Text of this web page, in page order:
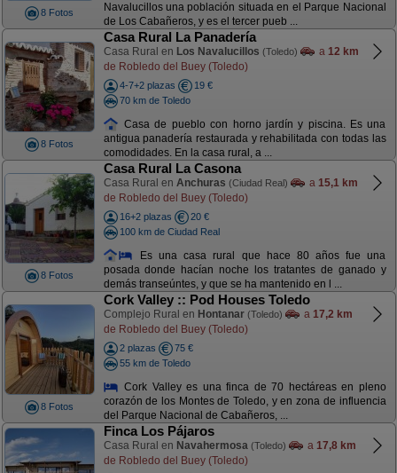
8 Fotos
Navalucillos una población situada en el Parque Nacional
de Los Cabañeros, y es el tercer pueb ...
8 Fotos
Casa Rural La Panadería
Casa Rural en Los Navalucillos (Toledo) a 12 km
de Robledo del Buey (Toledo)
4-7+2 plazas
19 €
70 km de Toledo
Casa de pueblo con horno jardín y piscina. Es una
antigua panadería restaurada y rehabilitada con todas las
comodidades. En la casa rural, a ...
8 Fotos
Casa Rural La Casona
Casa Rural en Anchuras (Ciudad Real) a 15,1 km
de Robledo del Buey (Toledo)
16+2 plazas
20 €
100 km de Ciudad Real
Es una casa rural que hace 80 años fue una
posada donde hacían noche los tratantes de ganado y
demás transeúntes, y que se ha mantenido en l ...
8 Fotos
Cork Valley :: Pod Houses Toledo
Complejo Rural en Hontanar (Toledo) a 17,2 km
de Robledo del Buey (Toledo)
2 plazas
75 €
55 km de Toledo
Cork Valley es una finca de 70 hectáreas en pleno
corazón de los Montes de Toledo, y en zona de influencia
del Parque Nacional de Cabañeros, ...
Finca Los Pájaros
Casa Rural en Navahermosa (Toledo) a 17,8 km
de Robledo del Buey (Toledo)